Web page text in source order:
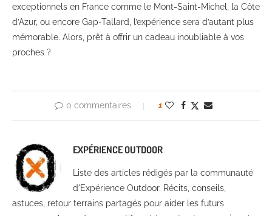
exceptionnels en France comme le Mont-Saint-Michel, la Côte
d’Azur, ou encore Gap-Tallard, l’expérience sera d’autant plus
mémorable. Alors, prêt à offrir un cadeau inoubliable à vos
proches ?
0 commentaires 1
EXPÉRIENCE OUTDOOR
Liste des articles rédigés par la communauté
d'Expérience Outdoor. Récits, conseils,
astuces, retour terrains partagés pour aider les futurs